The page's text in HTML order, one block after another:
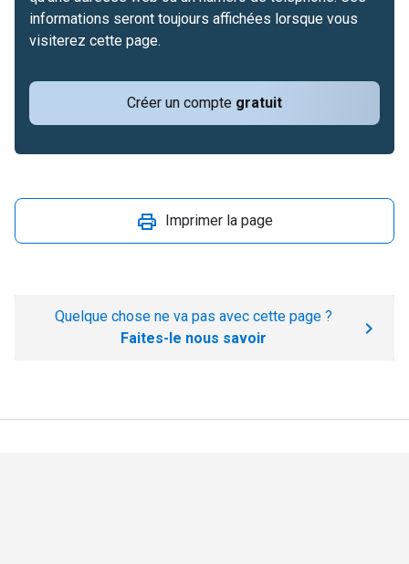
Créer un compte gratuit
informations seront toujours affichées lorsque vous
visiterez cette page.
Imprimer la page
Quelque chose ne va pas avec cette page ?
Faites-le nous savoir